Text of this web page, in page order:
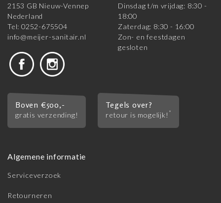
2153 GB Nieuw-Vennep
Nederland
Tel: 0252-675504
info@meijer-sanitair.nl
Dinsdag t/m vrijdag: 8:30 -
18:00
Zaterdag: 8:30 - 16:00
Zon- en feestdagen
gesloten
Boven €500,-
gratis verzending!
Tegels over?
retour is mogelijk! *
Algemene informatie
Serviceverzoek
Retourneren